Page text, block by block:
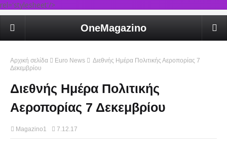
rel='stylesheet'/>
OneMagazino
Αρχική σελίδα Euro News
Διεθνής Ημέρα Πολιτικής Αεροπορίας 7
Δεκεμβρίου
Διεθνής Ημέρα Πολιτικής
Αεροπορίας 7 Δεκεμβρίου
Magazino1 7.12.17